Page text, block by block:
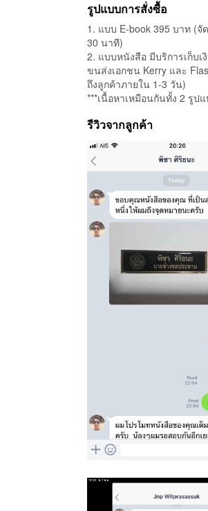
รูปแบบการสั่งซื้อ
1. แบบ E-book 395 บาท (จั
30 นาที)
2. แบบหนังสือ มีบริการเก็บเ
ขนส่งเอกชน Kerry และ
ถึงลูกค้าภายใน 1-3 วัน)
***เนื้อหาเหมือนกันทั้ง 2 รูป
รีวิวจากลูกค้า